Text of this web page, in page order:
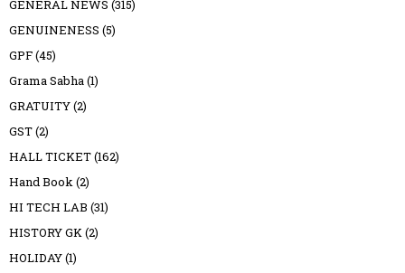
GENERAL NEWS (315)
GENUINENESS (5)
GPF(45)
Grama Sabha(1)
GRATUITY(2)
GST(2)
HALL TICKET(162)
Hand Book(2)
HI TECH LAB (31)
HISTORY GK(2)
HOLIDAY(1)